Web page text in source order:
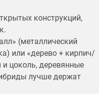
конструкций,
(металлический
или «дерево + кирпич/
цоколь, деревянные
лучше держат